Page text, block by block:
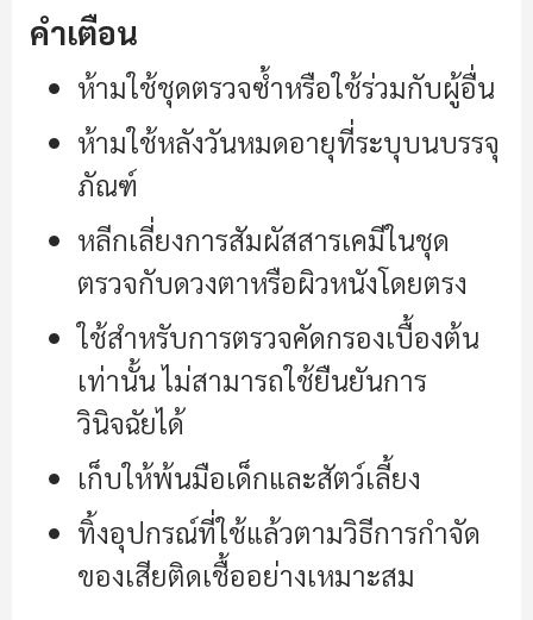
คำเตือน
ห้ามใช้ชุดตรวจซ้ำหรือใช้ร่วมกับผู้อื่น
ห้ามใช้หลังวันหมดอายุที่ระบุบนบรรจุ
ภัณฑ์
หลีกเลี่ยงการสัมผัสสารเคมีในชุด
ตรวจกับดวงตาหรือผิวหนังโดยตรง
ใช้สำหรับการตรวจคัดกรองเบื้องต้น
เท่านั้น ไม่สามารถใช้ยืนยันการ
วินิจฉัยได้
เก็บให้พ้นมือเด็กและสัตว์เลี้ยง
ทิ้งอุปกรณ์ที่ใช้แล้วตามวิธีการกำจัด
ของเสียติดเชื้ออย่างเหมาะสม